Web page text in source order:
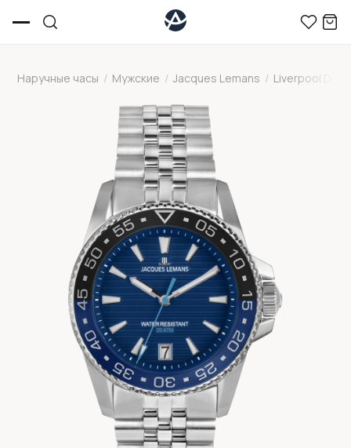
Наручные часы / Мужские / Jacques Lemans / Liverpool Diver